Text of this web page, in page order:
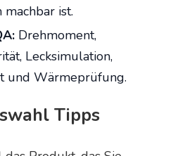
machbar ist.
Drehmoment,
Lecksimulation,
und Wärmeprüfung.
Tipps